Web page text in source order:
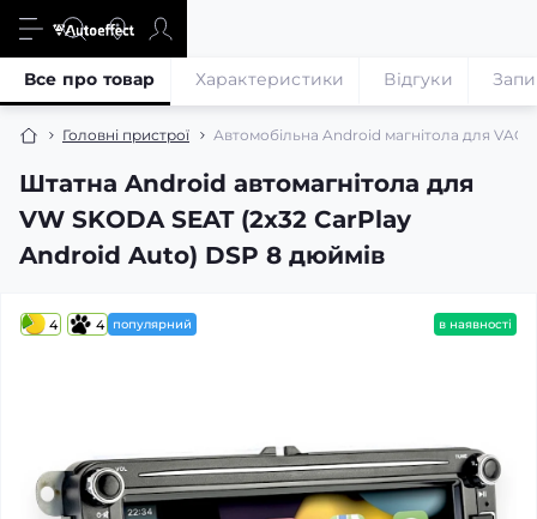
Головні пристрої Автомобільна Android магнітола для
Штатна Android автомагнітола для
VW SKODA SEAT (2x32 CarPlay
Android Auto) DSP 8 дюймів
Все про товар Характеристики Відгуки
4 4 популярний в наявності